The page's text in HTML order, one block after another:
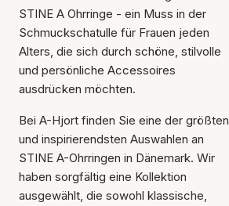
STINE A Ohrringe - ein Muss in der
Schmuckschatulle für Frauen jeden
Alters, die sich durch schöne, stilvolle
und persönliche Accessoires
ausdrücken möchten.
Bei A-Hjort finden Sie eine der größten
und inspirierendsten Auswahlen an
STINE A-Ohrringen in Dänemark. Wir
haben sorgfältig eine Kollektion
ausgewählt, die sowohl klassische,